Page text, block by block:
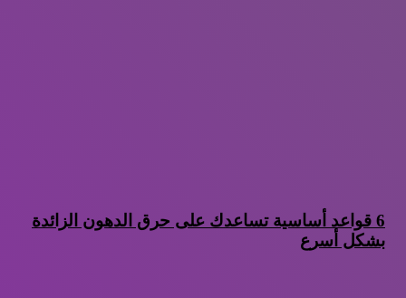
6 قواعد أساسية تساعدك على حرق الدهون الزائدة
بشكل أسرع